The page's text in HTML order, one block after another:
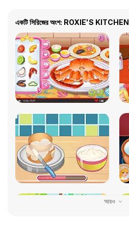
একটি সিরিজের অংশ: ROXIE'S KITCHEN
আরও